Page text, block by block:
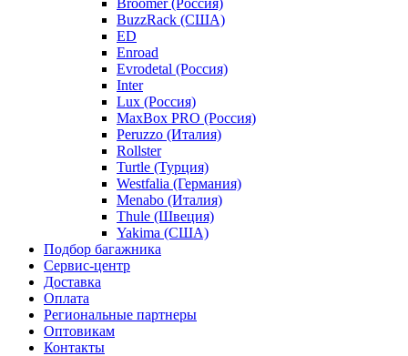
BuzzRack (США)
ED
Enroad
Evrodetal (Россия)
Inter
Lux (Россия)
MaxBox PRO (Россия)
Peruzzo (Италия)
Rollster
Turtle (Турция)
Westfalia (Германия)
Menabo (Италия)
Thule (Швеция)
Yakima (США)
Подбор багажника
Сервис-центр
Доставка
Оплата
Региональные партнеры
Оптовикам
Контакты